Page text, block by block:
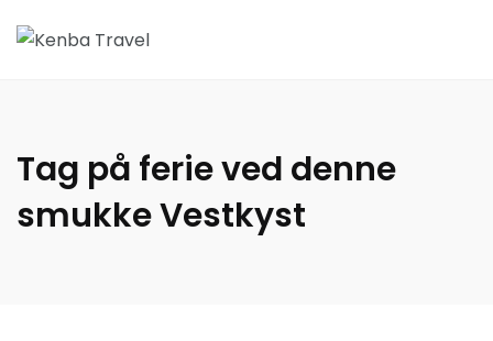
Tag på ferie ved denne
smukke Vestkyst